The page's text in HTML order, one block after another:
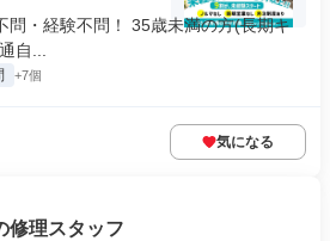
問・経験不問！ 35歳未満の方(長期キ
自...
+7個
気になる
修理スタッフ